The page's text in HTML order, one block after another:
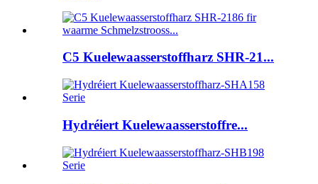
C5 Kuelewaasserstoffharz SHR-21...
Hydréiert Kuelewaasserstoffre...